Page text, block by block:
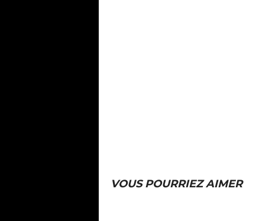
VOUS POURRIEZ AIMER